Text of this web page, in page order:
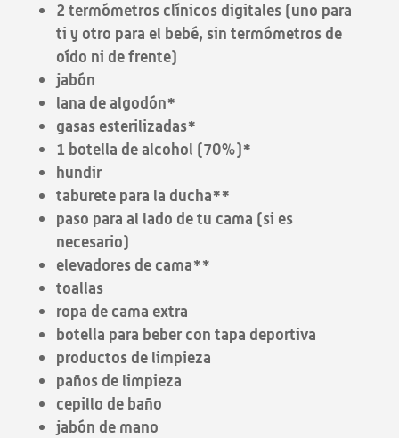
2 termómetros clínicos digitales (uno para
ti y otro para el bebé, sin termómetros de
oído ni de frente)
jabón
lana de algodón*
gasas esterilizadas*
1 botella de alcohol (70%)*
hundir
taburete para la ducha**
paso para al lado de tu cama (si es
necesario)
elevadores de cama**
toallas
ropa de cama extra
botella para beber con tapa deportiva
productos de limpieza
paños de limpieza
cepillo de baño
jabón de mano